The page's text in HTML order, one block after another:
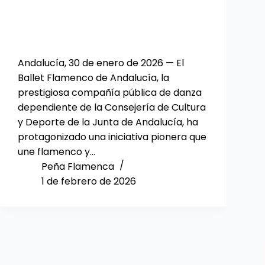
Andalucía, 30 de enero de 2026 — El
Ballet Flamenco de Andalucía, la
prestigiosa compañía pública de danza
dependiente de la Consejería de Cultura
y Deporte de la Junta de Andalucía, ha
protagonizado una iniciativa pionera que
une flamenco y…
Peña Flamenca
1 de febrero de 2026